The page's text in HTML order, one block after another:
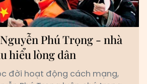
Phú Trọng - nhà
hiểu lòng dân
đời hoạt động cách mạng,